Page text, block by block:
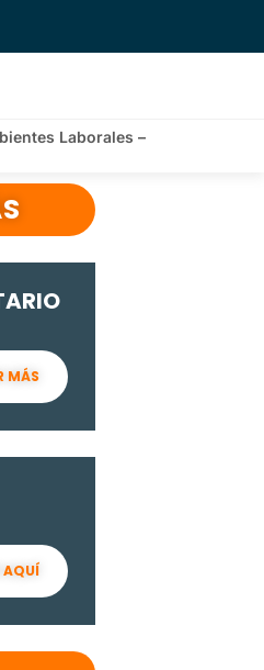
Laborales –
MÁS
AQUÍ